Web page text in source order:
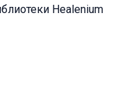
Healenium
Moscow